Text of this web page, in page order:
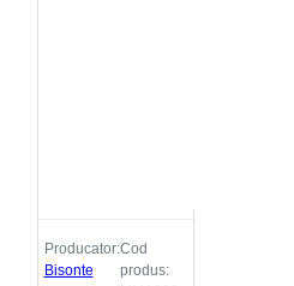
Producator:
Bisonte
Cod
produs: